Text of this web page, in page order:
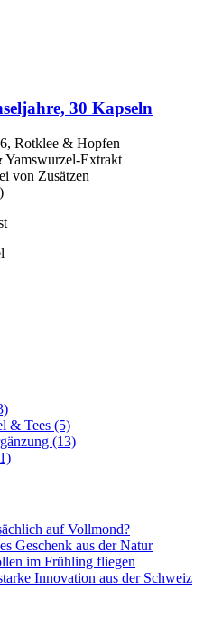
30 Kapseln
Rotklee & Hopfen
Extrakt
von Zusätzen
& Tees (5)
(13)
auf Vollmond?
Geschenk aus der Natur
im Frühling fliegen
Innovation aus der Schweiz